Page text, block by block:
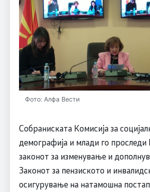
Фото: Алфа Вести
Собраниската Комисија за
демографија и млади го проследи
законот за изменување и
Законот за пензиското и
осигурување на натамошна